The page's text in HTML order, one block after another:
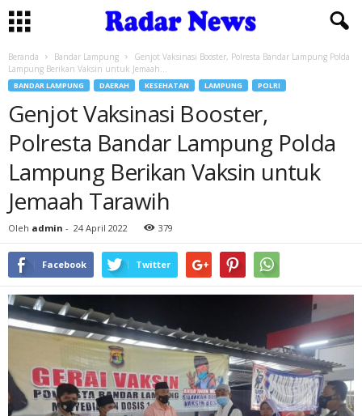
Beranda Bandar Lampung
Genjot Vaksinasi Booster, Polresta Bandar Lampung Polda
Lampung Berikan Vaksin untuk Jemaah...
BANDAR LAMPUNG DAERAH KESEHATAN LAMPUNG POLRI
Genjot Vaksinasi Booster,
Polresta Bandar Lampung Polda
Lampung Berikan Vaksin untuk
Jemaah Tarawih
Oleh admin - 24 April 2022 379
Facebook Twitter